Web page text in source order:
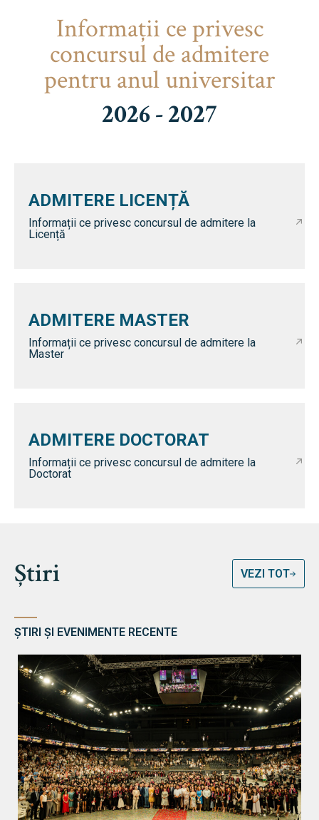
Informaţii ce privesc
concursul de admitere
pentru anul universitar
2026 - 2027
ADMITERE LICENȚĂ
Informații ce privesc concursul de admitere la
Licență
ADMITERE MASTER
Informații ce privesc concursul de admitere la
Master
ADMITERE DOCTORAT
Informații ce privesc concursul de admitere la
Doctorat
Știri VEZI TOT
ȘTIRI ȘI EVENIMENTE RECENTE